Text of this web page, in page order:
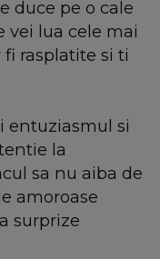
duce pe o cale
vei lua cele mai
rasplatite si ti
entuziasmul si
la
sa nu aiba de
amoroase
surprize